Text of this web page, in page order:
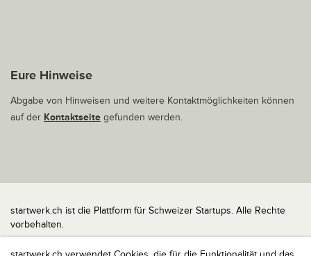
Eure Hinweise
Abgabe von Hinweisen und weitere Kontaktmöglichkeiten können
auf der Kontaktseite gefunden werden.
startwerk.ch ist die Plattform für Schweizer Startups. Alle Rechte
vorbehalten.
Impressum